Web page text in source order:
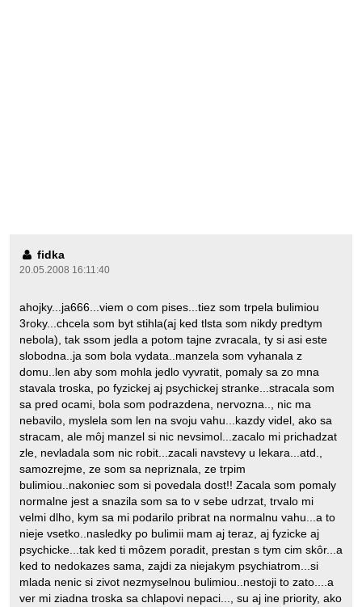
fidka
20.05.2008 16:11:40
ahojky...ja666...viem o com pises...tiez som trpela bulimiou
3roky...chcela som byt stihla(aj ked tlsta som nikdy predtym
nebola), tak ssom jedla a potom tajne zvracala, ty si asi este
slobodna..ja som bola vydata..manzela som vyhanala z
domu..len aby som mohla jedlo vyvratit, pomaly sa zo mna
stavala troska, po fyzickej aj psychickej stranke...stracala som
sa pred ocami, bola som podrazdena, nervozna.., nic ma
nebavilo, myslela som len na svoju vahu...kazdy videl, ako sa
stracam, ale môj manzel si nic nevsimol...zacalo mi prichadzat
zle, nevladala som nic robit...zacali navstevy u lekara...atd.,
samozrejme, ze som sa nepriznala, ze trpim
bulimiou..nakoniec som si povedala dost!! Zacala som pomaly
normalne jest a snazila som sa to v sebe udrzat, trvalo mi
velmi dlho, kym sa mi podarilo pribrat na normalnu vahu...a to
nieje vsetko..nasledky po bulimii mam aj teraz, aj fyzicke aj
psychicke...tak ked ti môzem poradit, prestan s tym cim skôr...a
ked to nedokazes sama, zajdi za niejakym psychiatrom...si
mlada nenic si zivot nezmyselnou bulimiou..nestoji to zato....a
ver mi ziadna troska sa chlapovi nepaci..., su aj ine priority, ako